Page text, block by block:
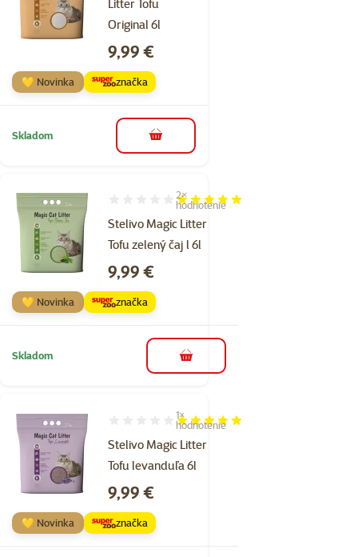
Litter Tofu
Original 6l
Cena
9,99 €
💛 Novinka značka
Skladom do košíka
Stelivo Magic Litter
Tofu zelený čaj l 6l
Hodnotenie 100%, počet hodnotení: 2
2×
hodnotenie
Cena
9,99 €
💛 Novinka značka
Skladom do košíka
Stelivo Magic Litter
Tofu levanduľa 6l
Hodnotenie 100%, počet hodnotení: 1
1×
hodnotenie
Cena
9,99 €
💛 Novinka značka